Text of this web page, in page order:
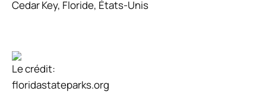
Cedar Key, Floride, États-Unis
Le crédit:
floridastateparks.org